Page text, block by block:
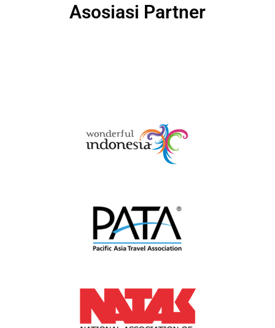
Asosiasi Partner